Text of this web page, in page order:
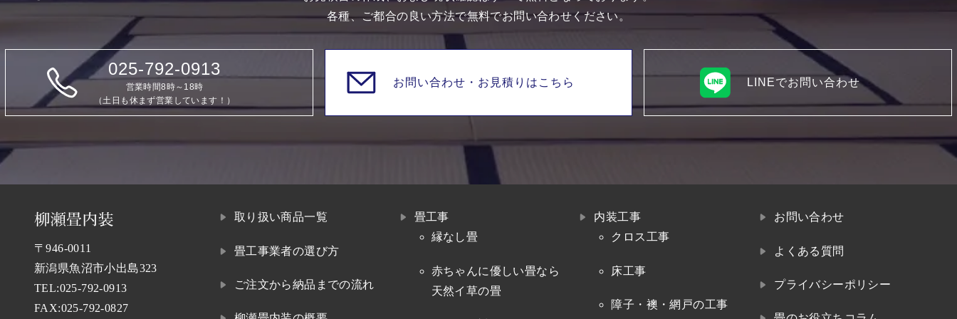
各種、ご都合の良い方法で無料でお問い合わせください。
025-792-0913
営業時間8時～18時
（土日も休まず営業しています！）
お問い合わせ・ お見積りはこちら LINEでお問い合わせ
〒946-0011
新潟県魚沼市小出島323
TEL:025-792-0913
FAX:025-792-0827
取り扱い商品一覧
畳工事業者の選び方
ご注文から納品までの流れ
畳工事
縁なし畳
赤ちゃんに優しい畳なら
天然イ草の畳
内装工事
クロス工事
床工事
障子・襖・網戸の工事
お問い合わせ
よくある質問
プライバシーポリシー